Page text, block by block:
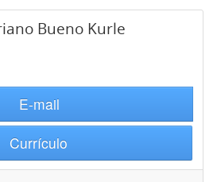
Bueno Kurle
E-mail
Currículo